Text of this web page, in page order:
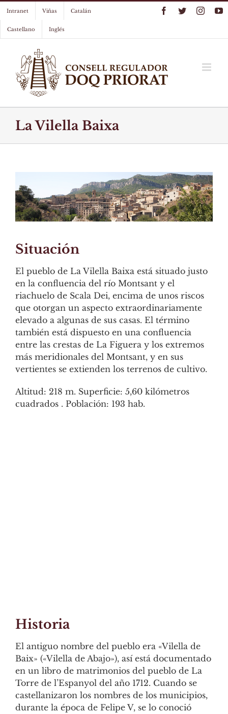
to
content
Intranet Viñas Catalán
Castellano Inglés
Facebook
Twitter
La Vilella Baixa
Situación
El pueblo de La Vilella Baixa está situado justo
en la confluencia del río Montsant y el
riachuelo de Scala Dei, encima de unos riscos
que otorgan un aspecto extraordinariamente
elevado a algunas de sus casas. El término
también está dispuesto en una confluencia
entre las crestas de La Figuera y los extremos
más meridionales del Montsant, y en sus
vertientes se extienden los terrenos de cultivo.
Altitud: 218 m. Superficie: 5,60 kilómetros
cuadrados . Población: 193 hab.
Historia
El antiguo nombre del pueblo era «Vilella de
Baix» («Vilella de Abajo»), así está documentado
en un libro de matrimonios del pueblo de La
Torre de l’Espanyol del año 1712. Cuando se
castellanizaron los nombres de los municipios,
durante la época de Felipe V, se lo conoció